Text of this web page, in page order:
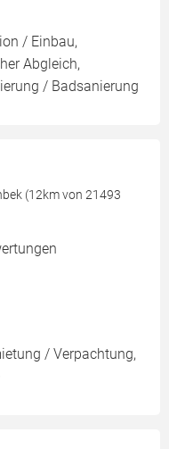
/ Einbau,
Abgleich,
/ Badsanierung
(12km von 21493
/ Verpachtung,